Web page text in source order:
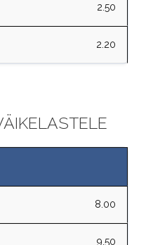
2.50
2.20
8.00
9.50